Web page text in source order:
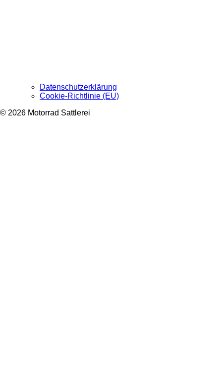
Datenschutzerklärung
Cookie-Richtlinie (EU)
© 2026 Motorrad Sattlerei